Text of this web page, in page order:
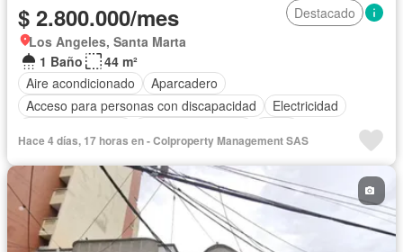
$ 2.800.000/mes
Destacado
Los Angeles, Santa Marta
1 Baño
44 m²
Aire acondicionado
Aparcadero
Acceso para personas con discapacidad
Electricidad
Hace 4 días, 17 horas en - Colproperty Management SAS